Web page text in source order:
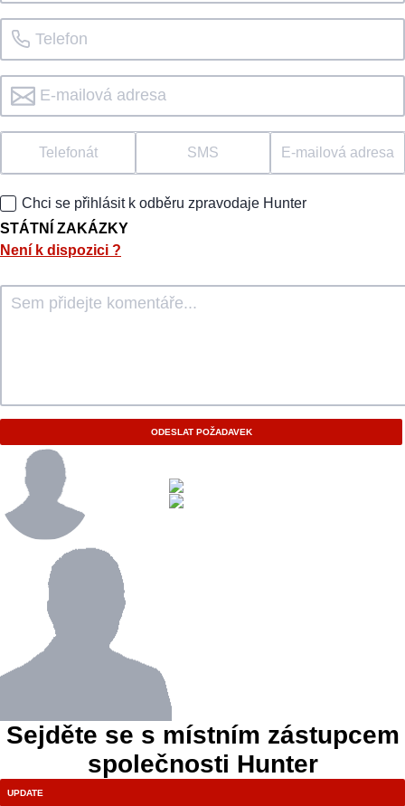
Telefonát SMS E-mailová adresa
Chci se přihlásit k odběru zpravodaje Hunter
STÁTNÍ ZAKÁZKY
Není k dispozici ?
ODESLAT POŽADAVEK
Sejděte se s místním zástupcem
společnosti Hunter